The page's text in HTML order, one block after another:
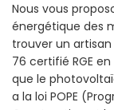
Nous vous
énergétique des
trouver un artisan
76 certifié RGE
que le
a la loi POPE